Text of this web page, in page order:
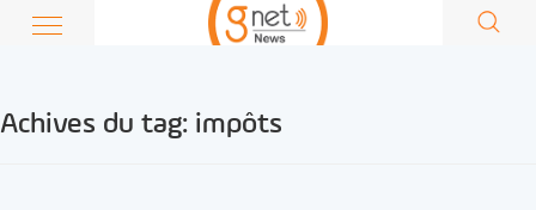
Achives du tag: impôts